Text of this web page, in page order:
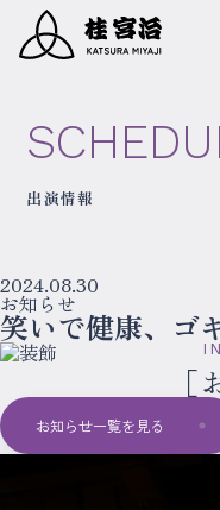
出演情報
2024.08.30
お知らせ
笑いで健康、ゴ
お知らせ一覧を見る